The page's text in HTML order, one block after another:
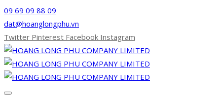
09 69 09 88 09
dat@hoanglongphu.vn
Twitter Pinterest Facebook Instagram